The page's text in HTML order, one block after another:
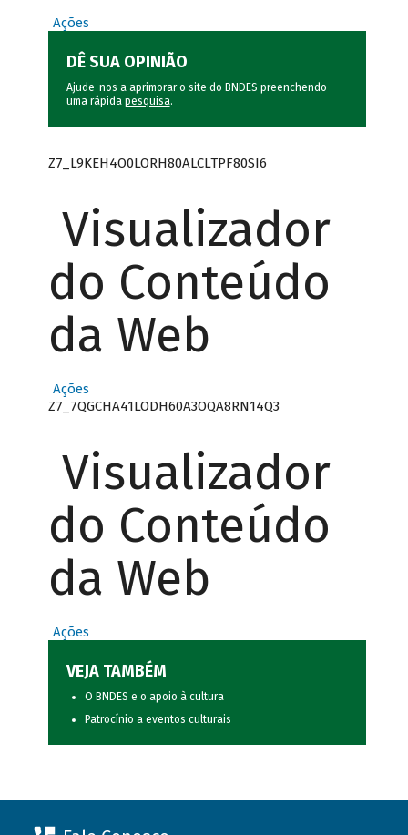
Ações
DÊ SUA OPINIÃO
Ajude-nos a aprimorar o site do BNDES preenchendo
uma rápida pesquisa.
Z7_L9KEH4O0LORH80ALCLTPF80SI6
Visualizador
do Conteúdo
da Web
Ações
Z7_7QGCHA41LODH60A3OQA8RN14Q3
Visualizador
do Conteúdo
da Web
Ações
VEJA TAMBÉM
O BNDES e o apoio à cultura
Patrocínio a eventos culturais